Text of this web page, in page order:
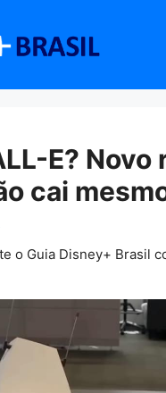
E? Novo
cai
o Guia Disney+ Brasil